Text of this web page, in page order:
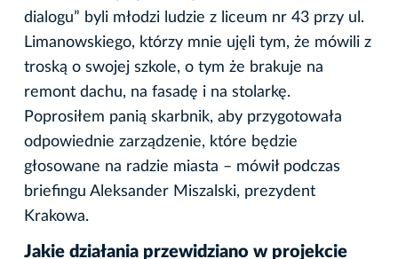
dialogu” byli młodzi ludzie z liceum nr 43 przy ul.
Limanowskiego, którzy mnie ujęli tym, że mówili z
troską o swojej szkole, o tym że brakuje na
remont dachu, na fasadę i na stolarkę.
Poprosiłem panią skarbnik, aby przygotowała
odpowiednie zarządzenie, które będzie
głosowane na radzie miasta – mówił podczas
briefingu Aleksander Miszalski, prezydent
Krakowa.
Jakie działania przewidziano w projekcie